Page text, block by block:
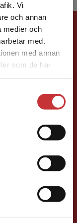
Vi
och annan
medier och
med.
med annan
som de har
Sverige.
För